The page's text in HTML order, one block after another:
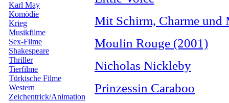
Karl May
Komödie
Krieg
Musikfilme
Sex-Filme
Shakespeare
Thriller
Tierfilme
Türkische Filme
Western
Zeichentrick/Animation
Mit Schirm, Charme und
Moulin Rouge (2001)
Nicholas Nickleby
Prinzessin Caraboo